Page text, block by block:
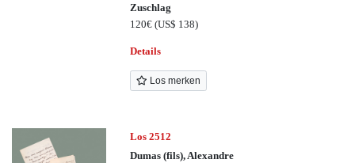
Zuschlag
120€(US$ 138)
Details
Los merken
Los 2512
Dumas (fils), Alexandre